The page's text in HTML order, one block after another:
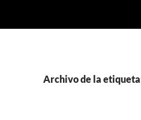
Archivo de la